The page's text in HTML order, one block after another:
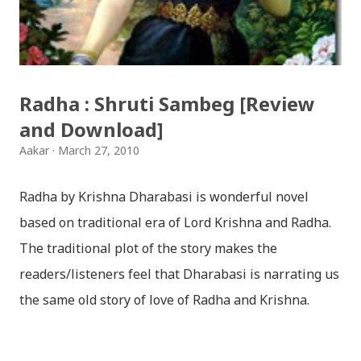
छोडिदेउ Download: रातो र चन्द्र सुर्य / raato ra chandra
surya (रचनाकार: गोपाल प्रसाद रिमाल, गायक: फत्तेमान, संगीत:
अम्बर गुरुङ) Download: सयथरि बाजा एउटै ताल / saya thari
मरेपनि मेरो देश बाँचिराखोस / ma marepan...
Radha : Shruti Sambeg [Review
and Download]
Aakar March 27, 2010
Radha by Krishna Dharabasi is wonderful novel
based on traditional era of Lord Krishna and Radha.
The traditional plot of the story makes the
readers/listeners feel that Dharabasi is narrating us
the same old story of love of Radha and Krishna.